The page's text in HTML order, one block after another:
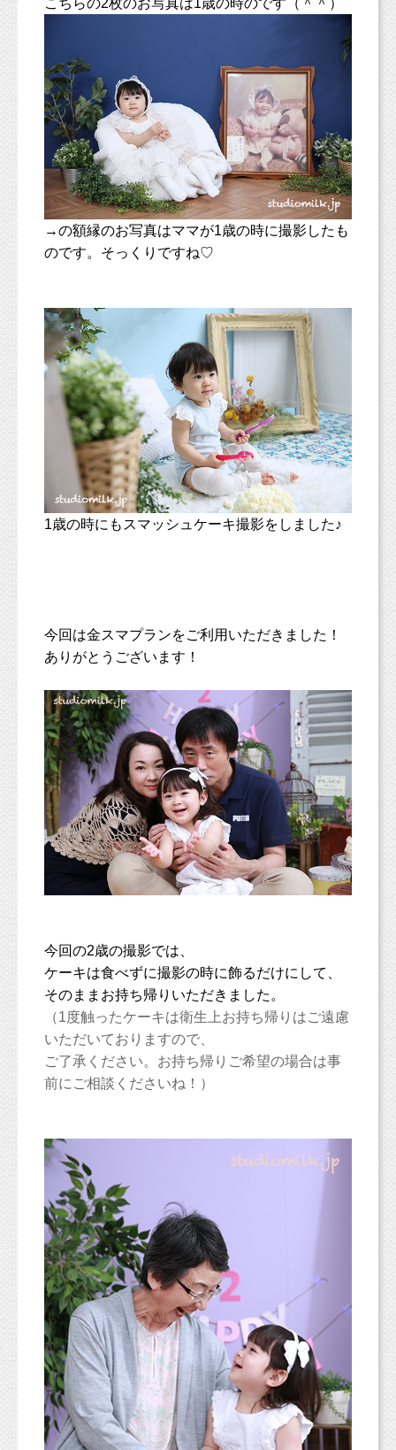
→の額縁のお写真はママが1歳の時に撮影したも
のです。そっくりですね♡
1歳の時にもスマッシュケーキ撮影をしました♪
今回は金スマプランをご利用いただきました！
ありがとうございます！
今回の2歳の撮影では、
ケーキは食べずに撮影の時に飾るだけにして、
そのままお持ち帰りいただきました。
（1度触ったケーキは衛生上お持ち帰りはご遠慮
いただいておりますので、
ご了承ください。お持ち帰りご希望の場合は事
前にご相談くださいね！）